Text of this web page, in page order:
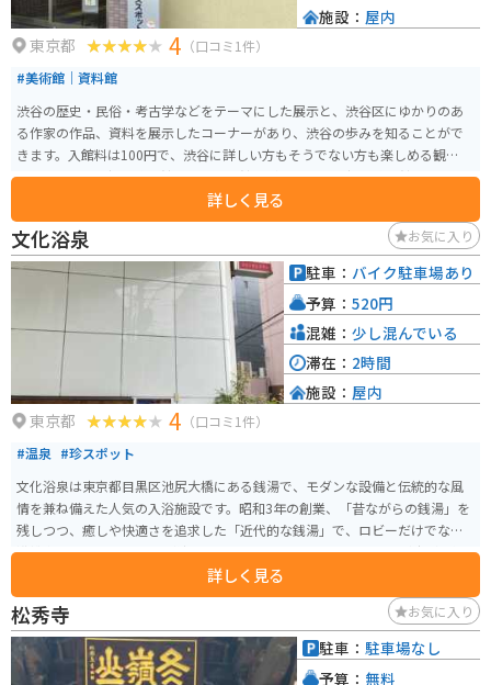
東京都 4 （口コミ1件）
#美術館｜資料館
渋谷の歴史・民俗・考古学などをテーマにした展示と、渋谷区にゆかりのあ
る作家の作品、資料を展示したコーナーがあり、渋谷の歩みを知ることがで
きます。入館料は100円で、渋谷に詳しい方もそうでない方も楽しめる観光ス
ポットです。「郷土博物館」と「文学館」があります。 郷土博物館では、渋
谷区の旧石器時代から現代に至るまでの歴史や民俗、考古学に関する展示が
充実しており、地域の変遷を詳しく知ることができます。特に、渋谷区の発
展過程や文化遺産についての展示が見どころです。 文学館では、渋谷区にゆ
かりのある作家や文学作品が紹介されており、文学史における渋谷区の重要
性を感じることができます。展示物には、作家の原稿や初版本、関連資料な
どが含まれており、文学好きにとっても魅力的です。
詳しく見る
施設： 屋内
文化浴泉 お気に入り
東京都 4 （口コミ1件）
#温泉 #珍スポット
文化浴泉は東京都目黒区池尻大橋にある銭湯で、モダンな設備と伝統的な風
情を兼ね備えた人気の入浴施設です。昭和3年の創業、「昔ながらの銭湯」を
残しつつ、癒しや快適さを追求した「近代的な銭湯」で、ロビーだけでなく
浴槽内にもジャズのBGMが流れています。他にはない上質な空間が広がる銭
湯で、新たに導入したnano湯や軟水湯など、より銭湯を楽しめる施設となっ
ています。 館内にはサウナや露天風呂、水風呂など、多彩な入浴設備が整っ
ており、特にサウナは98度と本格的な高温で楽しめます。ロウリュもできる
ため、サウナ好きにも好評です。清潔な施設内とフレンドリーなスタッフの
対応も高く評価されており、リラックスしたひと時を過ごすのに最適です。
詳しく見る
駐車： バイク駐車場あり
予算： 520円
混雑： 少し混んでいる
滞在： 2時間
施設： 屋内
松秀寺 お気に入り
駐車： 駐車場なし
予算： 無料